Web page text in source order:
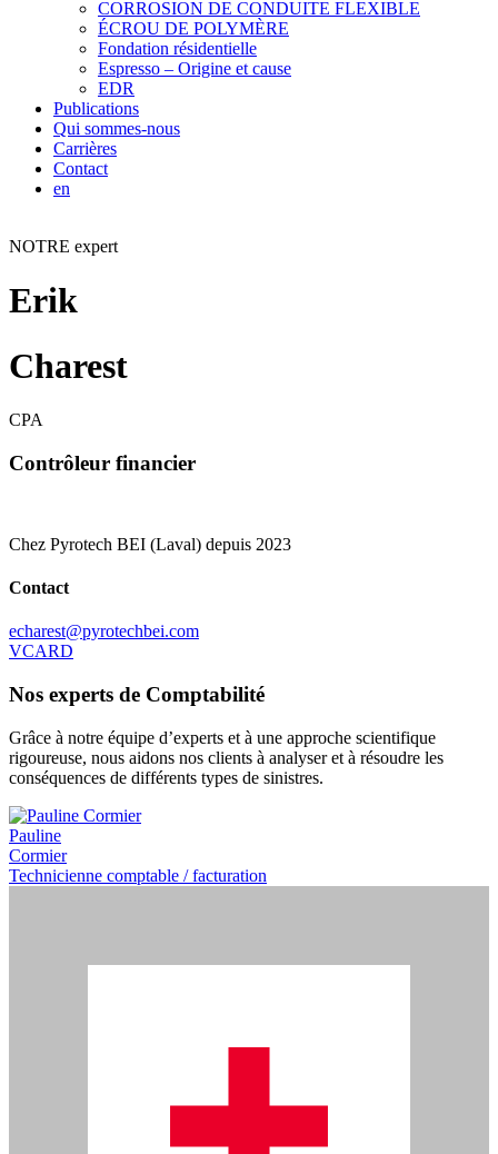
CORROSION DE CONDUITE FLEXIBLE
ÉCROU DE POLYMÈRE
Fondation résidentielle
Espresso – Origine et cause
EDR
Publications
Qui sommes-nous
Carrières
Contact
en
NOTRE expert
Erik
Charest
CPA
Contrôleur financier
Chez Pyrotech BEI (Laval) depuis 2023
Contact
echarest@pyrotechbei.com
VCARD
Nos experts de Comptabilité
Grâce à notre équipe d’experts et à une approche scientifique
rigoureuse, nous aidons nos clients à analyser et à résoudre les
conséquences de différents types de sinistres.
Pauline
Cormier
Technicienne comptable / facturation